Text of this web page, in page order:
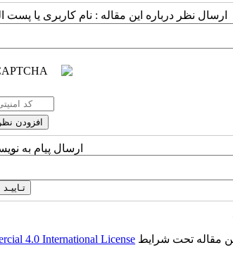
ارسال نظر درباره این مقاله : نام کاربری یا پست
ارسال پیام به
مقاله تحت شرایط 4.0 International License